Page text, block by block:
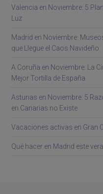
Valencia en Noviembre: 5
Luz
Madrid en Noviembre:
que Llegue el Caos Navideño
A Coruña en Noviembre: La
Mejor Tortilla de España
Asturias en Noviembre: 5
en Canarias no Existe
Vacaciones activas en Gran
Qué hacer en Madrid este